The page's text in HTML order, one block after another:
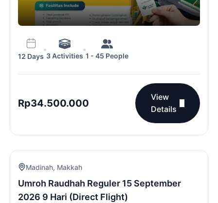
12 Days 3 Activities 1 - 45 People
Rp34.500.000
View
Details
Madinah, Makkah
Umroh Raudhah Reguler 15 September
2026 9 Hari (Direct Flight)